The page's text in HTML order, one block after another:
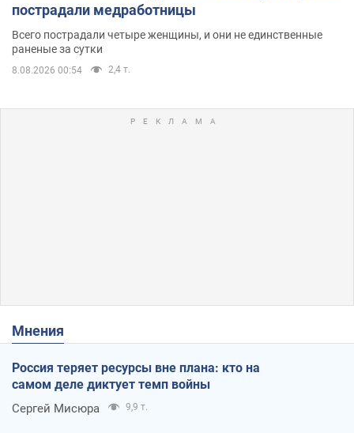
пострадали медработницы
Всего пострадали четыре женщины, и они не единственные
раненые за сутки
8.08.2026 00:54 2,4 т.
Мнения
Россия теряет ресурсы вне плана: кто на
самом деле диктует темп войны
Сергей Мисюра 9,9 т.